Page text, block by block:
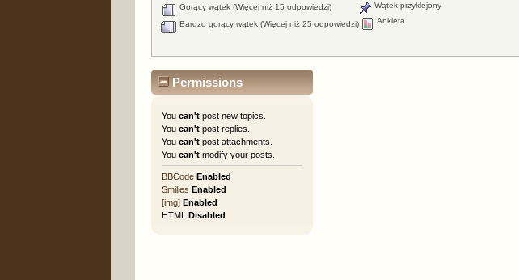
Gorący wątek (Więcej niż 15 odpowiedzi)
Bardzo gorący wątek (Więcej niż 25 odpowiedzi)
Wątek przyklejony
Ankieta
Permissions
You can'tpost new topics.
You can'tpost replies.
You can'tpost attachments.
You can'tmodify your posts.
BBCode Enabled
Smilies Enabled
[img] Enabled
HTML Disabled